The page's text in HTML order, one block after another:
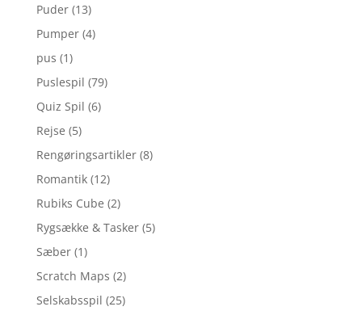
Puder (13)
Pumper (4)
pus (1)
Puslespil (79)
Quiz Spil (6)
Rejse (5)
Rengøringsartikler (8)
Romantik (12)
Rubiks Cube (2)
Rygsække & Tasker (5)
Sæber (1)
Scratch Maps (2)
Selskabsspil (25)